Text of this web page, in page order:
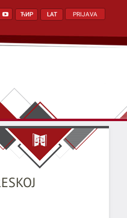
PRIJAVA
ЋИР LAT